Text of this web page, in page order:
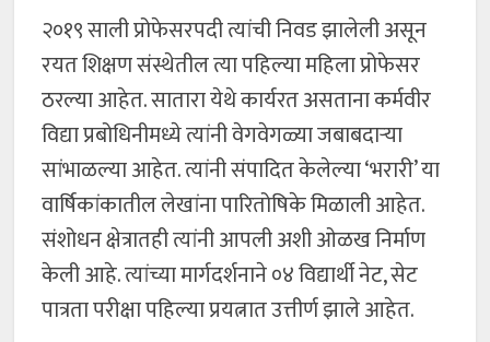
२०१९ साली प्रोफेसरपदी त्यांची निवड झालेली असून
रयत शिक्षण संस्थेतील त्या पहिल्या महिला प्रोफेसर
ठरल्या आहेत. सातारा येथे कार्यरत असताना कर्मवीर
विद्या प्रबोधिनीमध्ये त्यांनी वेगवेगळ्या जबाबदाऱ्या
सांभाळल्या आहेत. त्यांनी संपादित केलेल्या ‘भरारी’ या
वार्षिकांकातील लेखांना पारितोषिके मिळाली आहेत.
संशोधन क्षेत्रातही त्यांनी आपली अशी ओळख निर्माण
केली आहे. त्यांच्या मार्गदर्शनाने ०४ विद्यार्थी नेट, सेट
पात्रता परीक्षा पहिल्या प्रयत्नात उत्तीर्ण झाले आहेत.